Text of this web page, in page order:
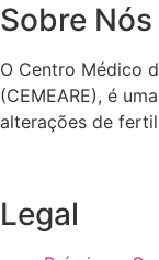
Sobre Nós
O Centro Médico
(CEMEARE), é
alterações de
Legal